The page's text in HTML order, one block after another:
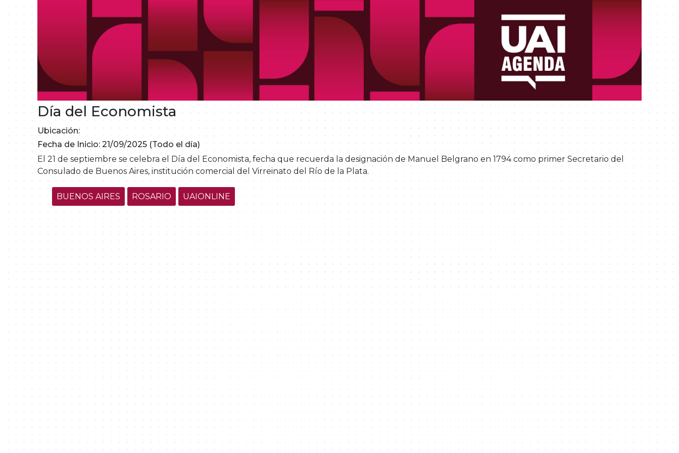
Día del Economista
Ubicación:
Fecha de Inicio: 21/09/2025 (Todo el día)
El 21 de septiembre se celebra el Día del Economista, fecha que recuerda la designación de Manuel Belgrano en 1794 como primer Secretario del
Consulado de Buenos Aires, institución comercial del Virreinato del Río de la Plata.
BUENOS AIRES ROSARIO UAIONLINE